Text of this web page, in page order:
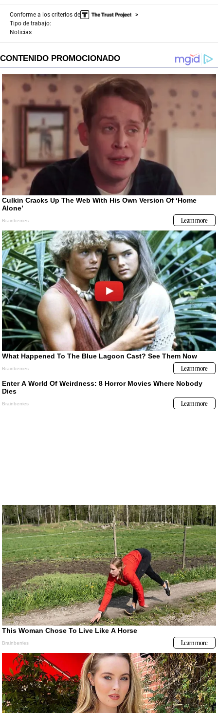
Conforme a los criterios de
Tipo de trabajo:
Noticias